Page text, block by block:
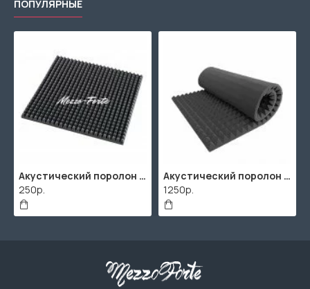
ПОПУЛЯРНЫЕ
Акустический поролон "Пирамида" / 480x480х30мм / Темно-серый
250р.
Акустический поролон "Пирамида" / 2000х1000мм
1250р.